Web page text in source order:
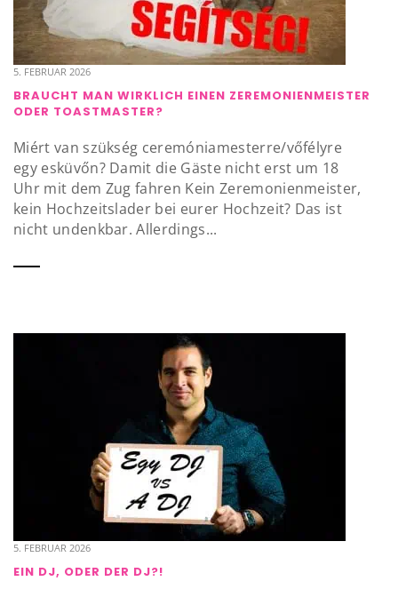
5. FEBRUAR 2026
BRAUCHT MAN WIRKLICH EINEN ZEREMONIENMEISTER
ODER TOASTMASTER?
Miért van szükség ceremóniamesterre/vőfélyre
egy esküvőn? Damit die Gäste nicht erst um 18
Uhr mit dem Zug fahren Kein Zeremonienmeister,
kein Hochzeitslader bei eurer Hochzeit? Das ist
nicht undenkbar. Allerdings...
5. FEBRUAR 2026
EIN DJ, ODER DER DJ?!